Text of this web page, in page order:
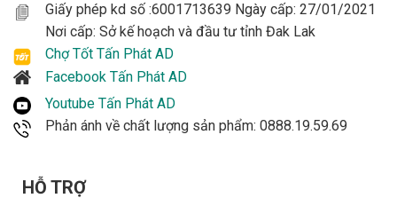
Giấy phép kd số :6001713639 Ngày cấp: 27/01/2021
Nơi cấp: Sở kế hoạch và đầu tư tỉnh Đak Lak
Chợ Tốt Tấn Phát AD
Facebook Tấn Phát AD
Youtube Tấn Phát AD
Phản ánh về chất lượng sản phẩm: 0888.19.59.69
HỖ TRỢ